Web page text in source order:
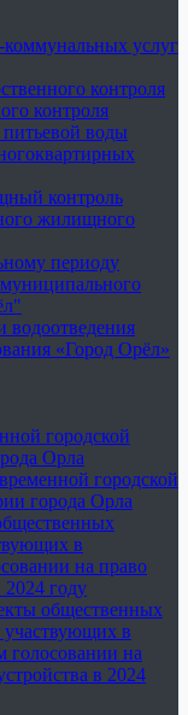
услуг
контроля
контроля
воды
контроль
жилищного
периоду
«Город Орёл»
городской
Орла
городской
города Орла
в
на право
2024 году
общественных
участвующих в
голосовании на
в 2024